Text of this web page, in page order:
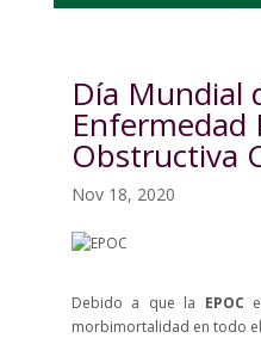
Día Mundial
Enfermedad
Obstructiva
Nov 18, 2020
Debido a que la EPOC
morbimortalidad en todo